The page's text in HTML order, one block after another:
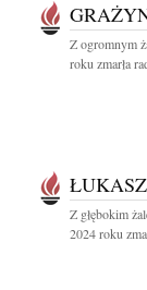
Z ogromnym
roku zmarła
Z głębokim
2024 roku